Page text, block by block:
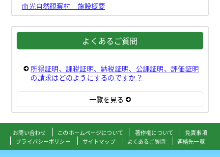
南光自然観察村 施設概要
よくあるご質問
所得証明、課税証明、納税証明、公課証明、評価証明
の請求はどのようにするのですか？
一覧を見る
お問い合わせ このホームページについて 著作権について
免責事項
プライバシーポリシー
サイトマップ よくあるご質問 連絡先一覧